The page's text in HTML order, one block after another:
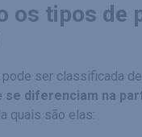
os tipos de
ser classificada
se diferenciam na
quais são elas: